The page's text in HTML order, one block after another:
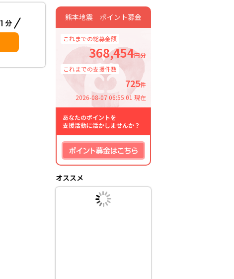
熊本地震 ポイント募金
これまでの総募金額
368,454円分
これまでの支援件数
725件
2026-08-07 06:55:01 現在
あなたのポイントを
支援活動に活かしませんか？
オススメ